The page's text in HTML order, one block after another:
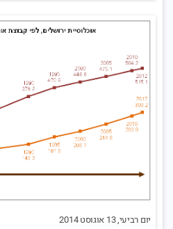
יום רביעי, 13 אוגוסט 2014